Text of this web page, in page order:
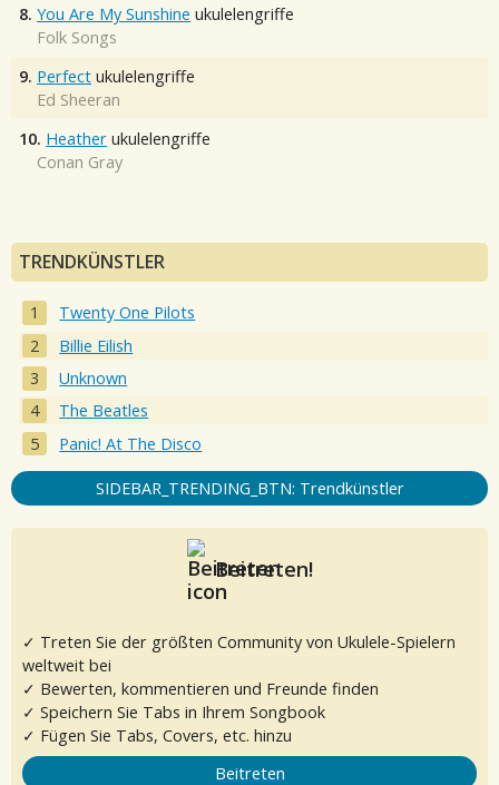
8. You Are My Sunshine ukulelengriffe
Folk Songs
9. Perfect ukulelengriffe
Ed Sheeran
10. Heather ukulelengriffe
Conan Gray
TRENDKÜNSTLER
Twenty One Pilots
Billie Eilish
Unknown
The Beatles
Panic! At The Disco
SIDEBAR_TRENDING_BTN: Trendkünstler
Beitreten!
✓ Treten Sie der größten Community von Ukulele-Spielern
weltweit bei
✓ Bewerten, kommentieren und Freunde finden
✓ Speichern Sie Tabs in Ihrem Songbook
✓ Fügen Sie Tabs, Covers, etc. hinzu
Beitreten